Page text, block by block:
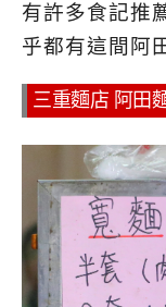
有許多食記推
乎都有這間阿
三重麵店 阿田